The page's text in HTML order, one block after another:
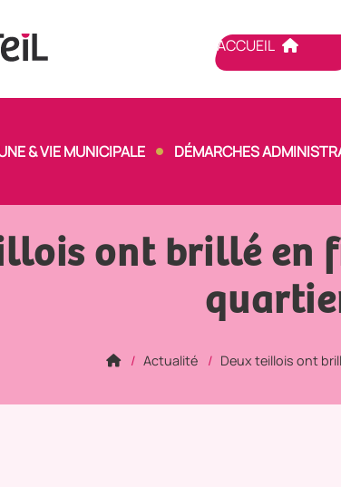
ACCUEIL
& VIE MUNICIPALE DÉMARCHES
ont brillé en
Actualité Deux teillois ont